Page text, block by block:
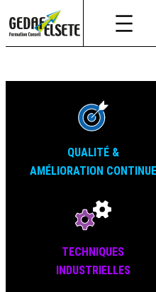
QUALITÉ &
AMÉLIORATION CONTINUE
TECHNIQUES
INDUSTRIELLES